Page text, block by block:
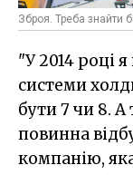
Зброя. Треба знайти
"У 2014 році
системи
бути 7 чи 8.
повинна
компанію,